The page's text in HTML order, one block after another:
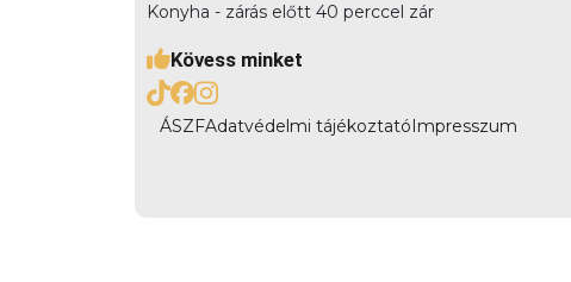
Konyha - zárás előtt 40 perccel zár
Kövess minket
ÁSZFAdatvédelmi tájékoztató Impresszum